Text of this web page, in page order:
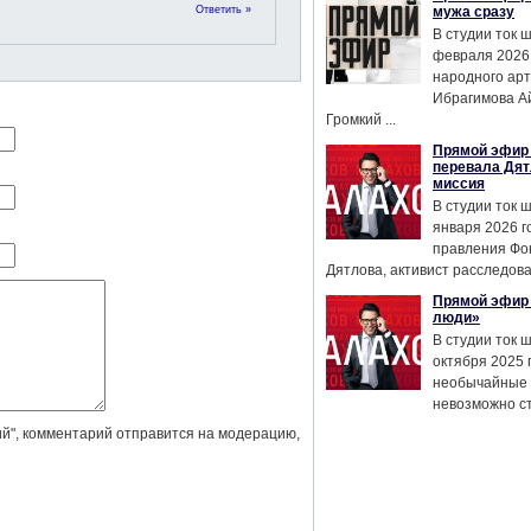
Ответить »
комментарий отправится на модерацию,
мужа сразу
В студии ток
февраля
народного
Ибрагимова
Громкий ...
Прямой
перевала
миссия
В студии ток
января 2026
правления
Дятлова, активист
Прямой эфир
люди»
В студии ток
октября 2025
необычайные
невозможно